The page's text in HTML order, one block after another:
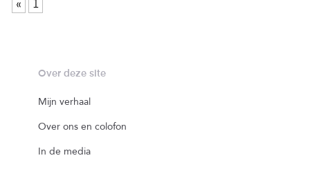
« 1
Over deze site
Mijn verhaal
Over ons en colofon
In de media